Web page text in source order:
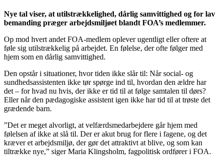
Nye tal viser, at utilstrækkelighed, dårlig samvittighed og for lav
bemanding præger arbejdsmiljøet blandt FOA’s medlemmer.
Op mod hvert andet FOA-medlem oplever ugentligt eller oftere at
føle sig utilstrækkelig på arbejdet. En følelse, der ofte følger med
hjem som en dårlig samvittighed.
Den opstår i situationer, hvor tiden ikke slår til: Når social- og
sundhedsassistenten ikke tør spørge ind til, hvordan den ældre har
det – for hvad nu hvis, der ikke er tid til at følge samtalen til dørs?
Eller når den pædagogiske assistent igen ikke har tid til at trøste det
grædende barn.
”Det er meget alvorligt, at velfærdsmedarbejdere går hjem med
følelsen af ikke at slå til. Der er akut brug for flere i fagene, og det
kræver et arbejdsmiljø, der gør det attraktivt at blive, og som kan
tiltrække nye,” siger Maria Klingsholm, fagpolitisk ordfører i FOA.